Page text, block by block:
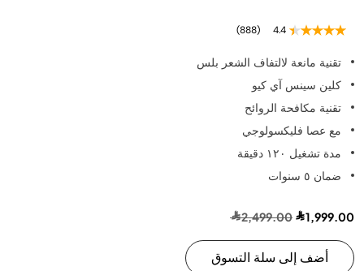
4.4
(888)
تقنية مانعة لالتفاف الشعر بلس
كلين سينس آي كيو
تقنية مكافحة الروائح
مع عصا فليكسولوجي
مدة تشغيل ١٢٠ دقيقة
ضمان ٥ سنوات
1,999.00
2,499.00
أضف إلى سلة التسوق